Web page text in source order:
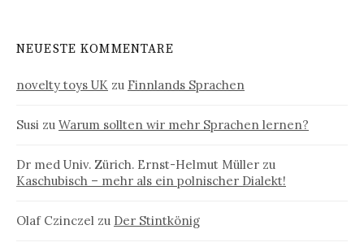
NEUESTE KOMMENTARE
novelty toys UK zu Finnlands Sprachen
Susi zu Warum sollten wir mehr Sprachen lernen?
Dr med Univ. Zürich. Ernst-Helmut Müller zu
Kaschubisch – mehr als ein polnischer Dialekt!
Olaf Czinczel zu Der Stintkönig